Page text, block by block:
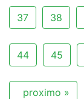
37 38
44 45
proximo »